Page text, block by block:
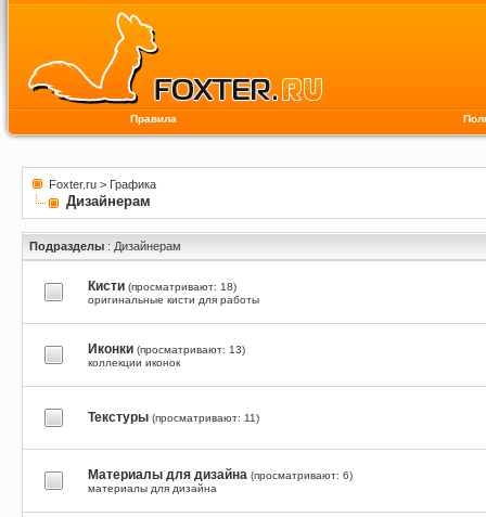
Правила
Foxter.ru > Графика
Дизайнерам
Подразделы : Дизайнерам
Кисти (просматривают: 18)
оригинальные кисти для работы
Иконки (просматривают: 13)
коллекции иконок
Текстуры (просматривают: 11)
Материалы для дизайна (просматривают: 6)
материалы для дизайна